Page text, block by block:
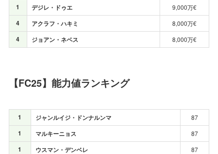
1 デジレ・ドゥエ 9,000万€
4 アクラフ・ハキミ 8,000万€
4 ジョアン・ネベス 8,000万€
【FC25】能力値ランキング
1 ジャンルイジ・ドンナルンマ 87
1 マルキーニョス 87
1 ウスマン・デンベレ 87